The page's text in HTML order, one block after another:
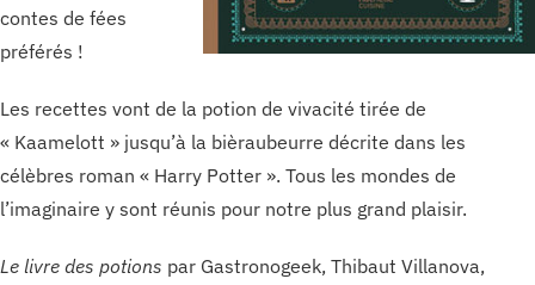
contes de fées
préférés !
Les recettes vont de la potion de vivacité tirée de
« Kaamelott » jusqu’à la bièraubeurre décrite dans les
célèbres roman « Harry Potter ». Tous les mondes de
l’imaginaire y sont réunis pour notre plus grand plaisir.
Le livre des potions par Gastronogeek, Thibaut Villanova,